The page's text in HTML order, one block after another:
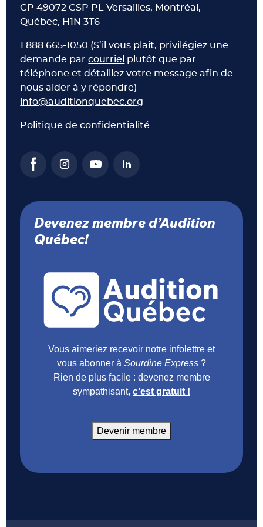
CP 49072 CSP PL Versailles, Montréal,
Québec, H1N 3T6
1 888 665-1050 (S’il vous plait, privilégiez une
demande parcourriel plutôt que par
téléphone et détaillez votre message afin de
nous aider à y répondre)
info@auditionquebec.org
Politique de confidentialité
Devenez membre d’Audition
Québec!
Vous aimeriez recevoir notre infolettre et
vous abonner à Sourdine Express ?
Rien de plus facile : devenez membre
sympathisant, c’est gratuit !
Devenir membre